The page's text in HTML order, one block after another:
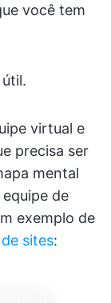
você tem
virtual e
precisa ser
mental
de
exemplo de
sites: